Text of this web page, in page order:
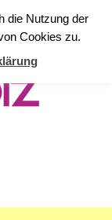
die Nutzung der
Cookies zu.